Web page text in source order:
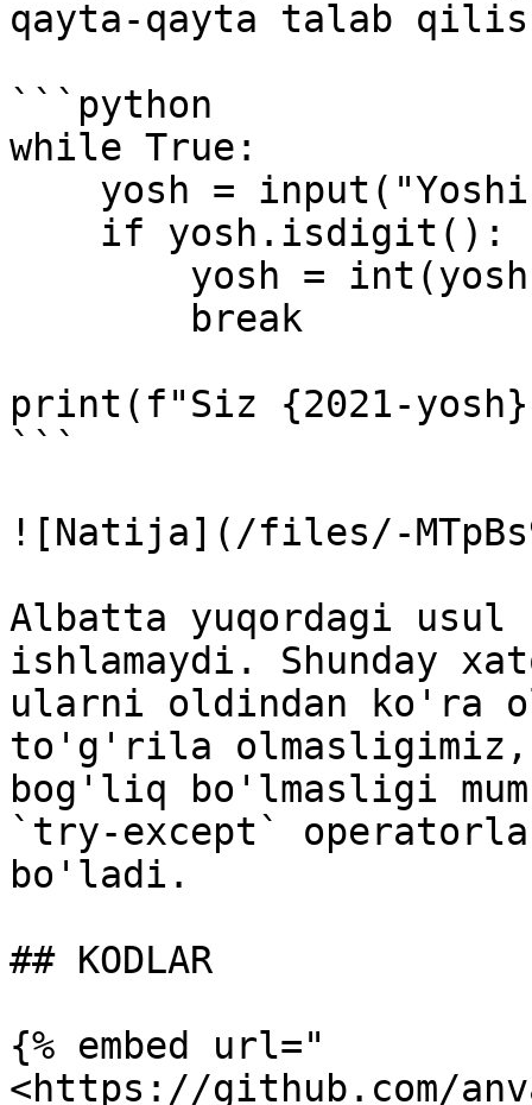
qayta-qayta talab
```python
while True:
print(f"Siz {2021-
```
![Natija](/files/-
Albatta yuqordagi usul
ishlamaydi. Shunday
ularni oldindan ko'ra
to'g'rila olmasligimiz,
bog'liq bo'lmasligi
`try-except`
bo'ladi.
## KODLAR
{% embed url="